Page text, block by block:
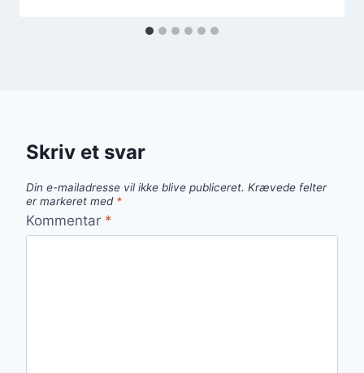
Skriv et svar
Din e-mailadresse vil ikke blive publiceret. Krævede felter
er markeret med *
Kommentar *